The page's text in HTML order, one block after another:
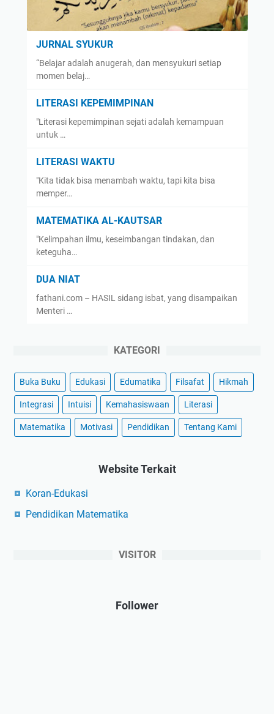
JURNAL SYUKUR
“Belajar adalah anugerah, dan mensyukuri setiap
momen belaj…
LITERASI KEPEMIMPINAN
"Literasi kepemimpinan sejati adalah kemampuan
untuk …
LITERASI WAKTU
"Kita tidak bisa menambah waktu, tapi kita bisa
memper…
MATEMATIKA AL-KAUTSAR
"Kelimpahan ilmu, keseimbangan tindakan, dan
keteguha…
DUA NIAT
fathani.com – HASIL sidang isbat, yang disampaikan
Menteri …
KATEGORI
Buka Buku Edukasi Edumatika Filsafat Hikmah
Integrasi Intuisi Kemahasiswaan Literasi
Matematika Motivasi Pendidikan Tentang Kami
Website Terkait
Koran-Edukasi
Pendidikan Matematika
VISITOR
Follower